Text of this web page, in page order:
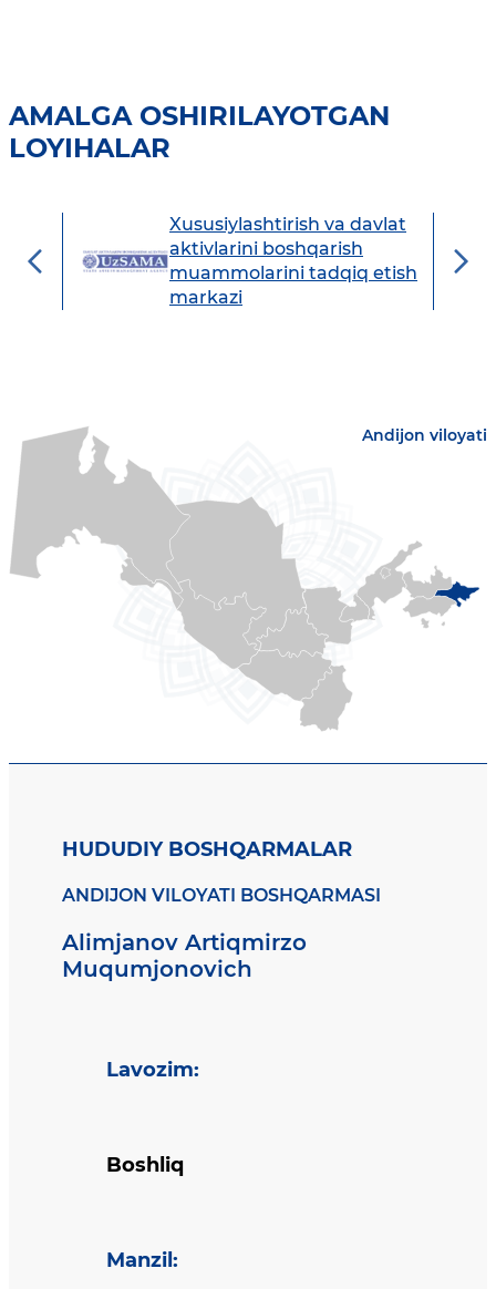
AMALGA OSHIRILAYOTGAN
LOYIHALAR
Xususiylashtirish va davlat
aktivlarini boshqarish
muammolarini tadqiq etish
markazi
Andijon viloyati
HUDUDIY BOSHQARMALAR
ANDIJON VILOYATI BOSHQARMASI
Alimjanov Artiqmirzo
Muqumjonovich
Lavozim:
Boshliq
Manzil :